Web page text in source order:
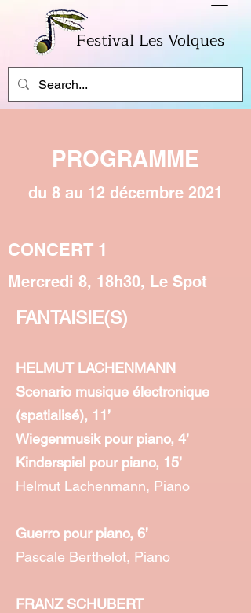
Festival Les Volques
PROGRAMME
du 8 au 12 décembre 2021
CONCERT 1
Mercredi 8, 18h30, Le Spot
FANTAISIE(S)
HELMUT LACHENMANN
Scenario musique électronique
(spatialisé), 11’
Wiegenmusik pour piano, 4’
Kinderspiel pour piano, 15’
Helmut Lachenmann, Piano
Guerro pour piano, 6’
Pascale Berthelot, Piano
FRANZ SCHUBERT